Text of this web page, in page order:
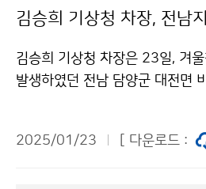
김승희 기상청 차장은 23일, 겨
발생하였던 전남 담양군 대전면
2025/01/23
[ 다운로드 :